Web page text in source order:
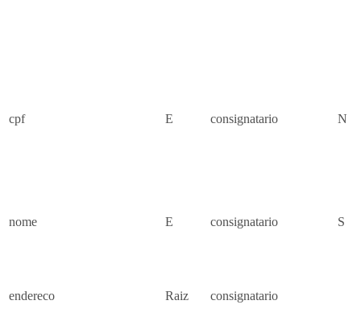
cpf E consignatario N
nome E consignatario S
endereco Raiz consignatario